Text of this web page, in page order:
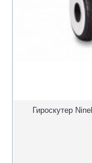
Гироскутер